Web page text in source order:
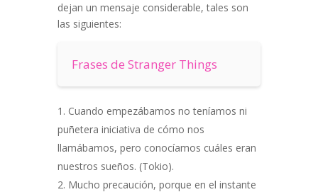
dejan un mensaje considerable, tales son
las siguientes:
Frases de Stranger Things
Cuando empezábamos no teníamos ni
puñetera iniciativa de cómo nos
llamábamos, pero conocíamos cuáles eran
nuestros sueños. (Tokio).
Mucho precaución, porque en el instante